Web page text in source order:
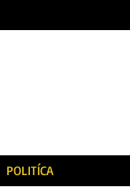
POLITÍCA